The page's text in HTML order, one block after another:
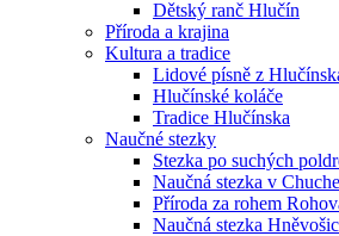
Dětský ranč Hlučín
Příroda a krajina
Kultura a tradice
Lidové písně z
Hlučínské koláče
Tradice Hlučínska
Naučné stezky
Stezka po suchých
Naučná stezka v
Příroda za rohem
Naučná stezka